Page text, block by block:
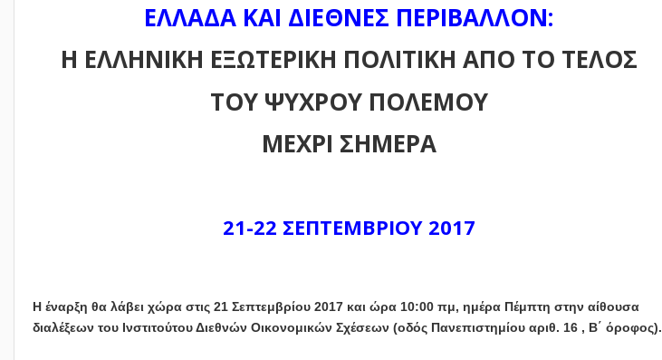
ΕΛΛΑΔΑ ΚΑΙ ΔΙΕΘΝΕΣ ΠΕΡΙΒΑΛΛΟΝ:
Η ΕΛΛΗΝΙΚΗ ΕΞΩΤΕΡΙΚΗ ΠΟΛΙΤΙΚΗ ΑΠO ΤΟ ΤΕΛΟΣ
ΤΟΥ ΨΥΧΡΟΥ ΠΟΛΕΜΟΥ
ΜΕΧΡΙ ΣΗΜΕΡΑ
21-22 ΣΕΠΤΕΜΒΡΙΟΥ 2017
Η έναρξη θα λάβει χώρα στις 21 Σεπτεμβρίου 2017 και ώρα 10:00 πμ, ημέρα Πέμπτη στην αίθουσα
διαλέξεων του Ινστιτούτου Διεθνών Οικονομικών Σχέσεων (οδός Πανεπιστημίου αριθ. 16 , Β΄ όροφος).